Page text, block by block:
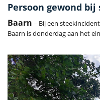
Persoon gewond
Baarn – Bij een
Baarn is donderdag aan het